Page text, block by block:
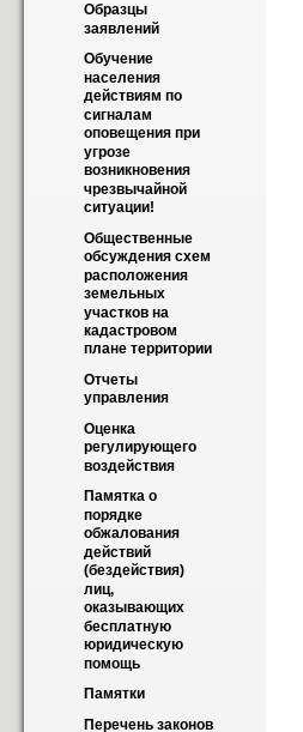
Образцы
заявлений
Обучение
населения
действиям по
сигналам
оповещения при
угрозе
возникновения
чрезвычайной
ситуации!
Общественные
обсуждения схем
расположения
земельных
участков на
кадастровом
плане территории
Отчеты
управления
Оценка
регулирующего
воздействия
Памятка о
порядке
обжалования
действий
(бездействия)
лиц,
оказывающих
бесплатную
юридическую
помощь
Памятки
Перечень законов